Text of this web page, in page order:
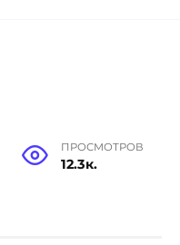
ПРОСМОТРОВ
12.3к.